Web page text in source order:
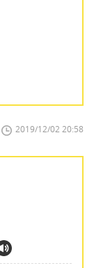
2019/12/02 20:58